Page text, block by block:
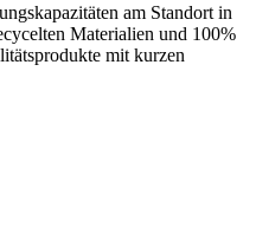
am Standort in
Materialien und 100%
mit kurzen